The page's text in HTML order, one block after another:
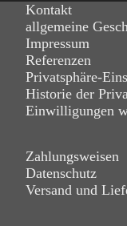
Kontakt
allgemeine
Impressum
Referenzen
Privatsphäre-
Historie der
Einwilligungen
Zahlungsweisen
Datenschutz
Versand und